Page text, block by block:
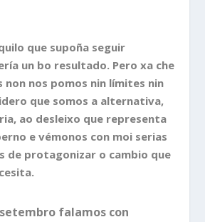
que supoña seguir
un bo resultado. Pero xa che
non nos pomos nin límites nin
que somos a alternativa,
ao desleixo que representa
e vémonos con moi serias
de protagonizar o cambio que
falamos con